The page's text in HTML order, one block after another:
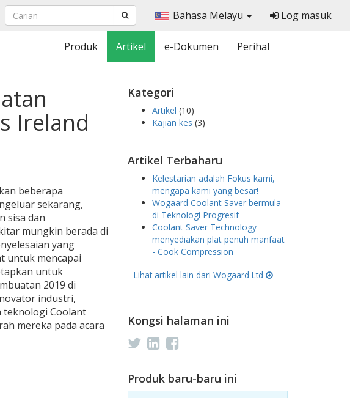
Bahasa Melayu Log masuk
Produk Artikel e-Dokumen Perihal
Ireland
beberapa
sekarang,
sisa dan
mungkin berada di
yang
untuk mencapai
untuk
2019 di
industri,
teknologi Coolant
mereka pada acara
Kategori
Artikel (10)
Kajian kes (3)
Artikel Terbaharu
Kelestarian adalah Fokus kami,
mengapa kami yang besar!
Wogaard Coolant Saver bermula
di Teknologi Progresif
Coolant Saver Technology
menyediakan plat penuh manfaat
- Cook Compression
Lihat artikel lain dari Wogaard Ltd
Kongsi halaman ini
Produk baru-baru ini